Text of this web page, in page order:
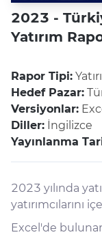
2023 -
Yatırım
Rapor Tipi:
Hedef Pazar:
Versiyonlar:
Diller: İngilizce
Yayınlanma
2023 yılında
yatırımcılarını
Excel'de